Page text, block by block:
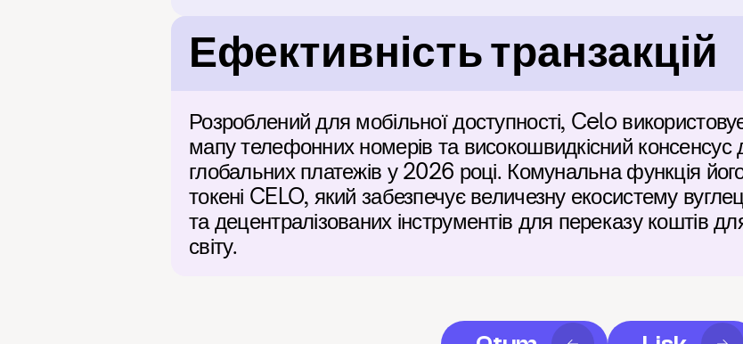
Ефективність транзакцій
Розроблений для мобільної доступності, Celo
мапу телефонних номерів та високошвидкісний
глобальних платежів у 2026 році. Комунальна функція
токені CELO, який забезпечує величезну екосистему
та децентралізованих інструментів для переказу коштів
світу.